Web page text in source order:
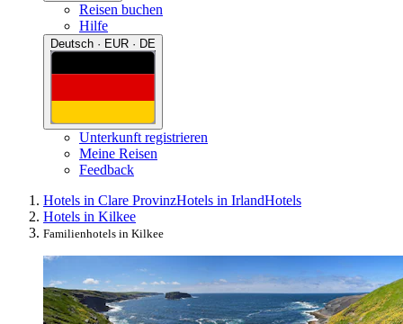
Reisen buchen
Hilfe
Deutsch · EUR · DE
Unterkunft registrieren
Meine Reisen
Feedback
Hotels in Clare ProvinzHotels in IrlandHotels
Hotels in Kilkee
Familienhotels in Kilkee